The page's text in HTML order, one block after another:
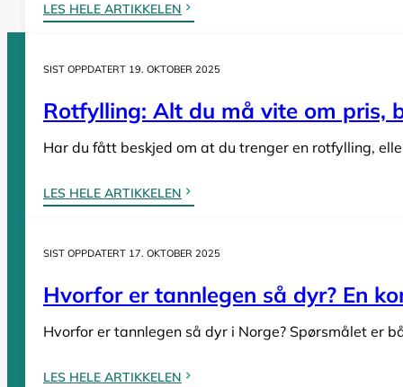
LES HELE ARTIKKELEN
SIST OPPDATERT 19. OKTOBER 2025
Rotfylling: Alt du må vite om pris,
Har du fått beskjed om at du trenger en rotfylling,
LES HELE ARTIKKELEN
SIST OPPDATERT 17. OKTOBER 2025
Hvorfor er tannlegen så dyr? En
Hvorfor er tannlegen så dyr i Norge? Spørsmålet er
LES HELE ARTIKKELEN
Tannleger etter fylke
Tannleger Agder
Tannleger Buskerud
Sider